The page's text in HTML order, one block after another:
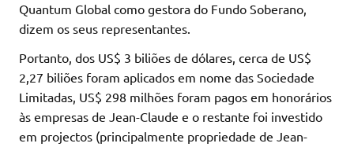
Quantum Global como gestora do Fundo Soberano,
dizem os seus representantes.
Portanto, dos US$ 3 biliões de dólares, cerca de US$
2,27 biliões foram aplicados em nome das Sociedade
Limitadas, US$ 298 milhões foram pagos em honorários
às empresas de Jean-Claude e o restante foi investido
em projectos (principalmente propriedade de Jean-